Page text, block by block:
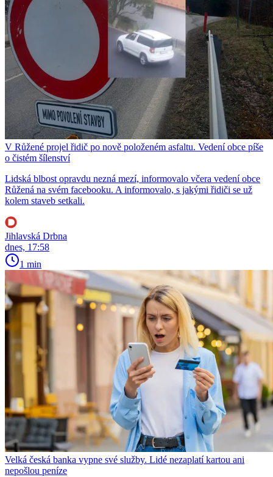
V Růžené projel řidič po nově položeném asfaltu. Vedení obce píše
o čistém šílenství
Lidská blbost opravdu nezná mezí, informovalo včera vedení obce
Růžená na svém facebooku. A informovalo, s jakými řidiči se už
kolem staveb setkali.
Jihlavská Drbna
dnes, 17:58
1 min
Velká česká banka vypne své služby. Lidé nezaplatí kartou ani
nepošlou peníze